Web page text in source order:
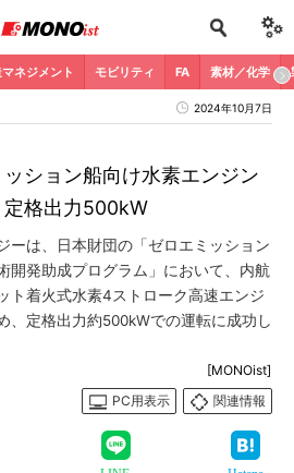
ネジメント モビリティ FA 素材／化学
2024年10月7日
ション船向け水素エンジン
格出力500kW
ーは、日本財団の「ゼロエミッション
開発助成プログラム」において、内航
ト着火式水素4ストローク高速エンジ
、定格出力約500kWでの運転に成功し
[MONOist]
PC用表示
関連情報